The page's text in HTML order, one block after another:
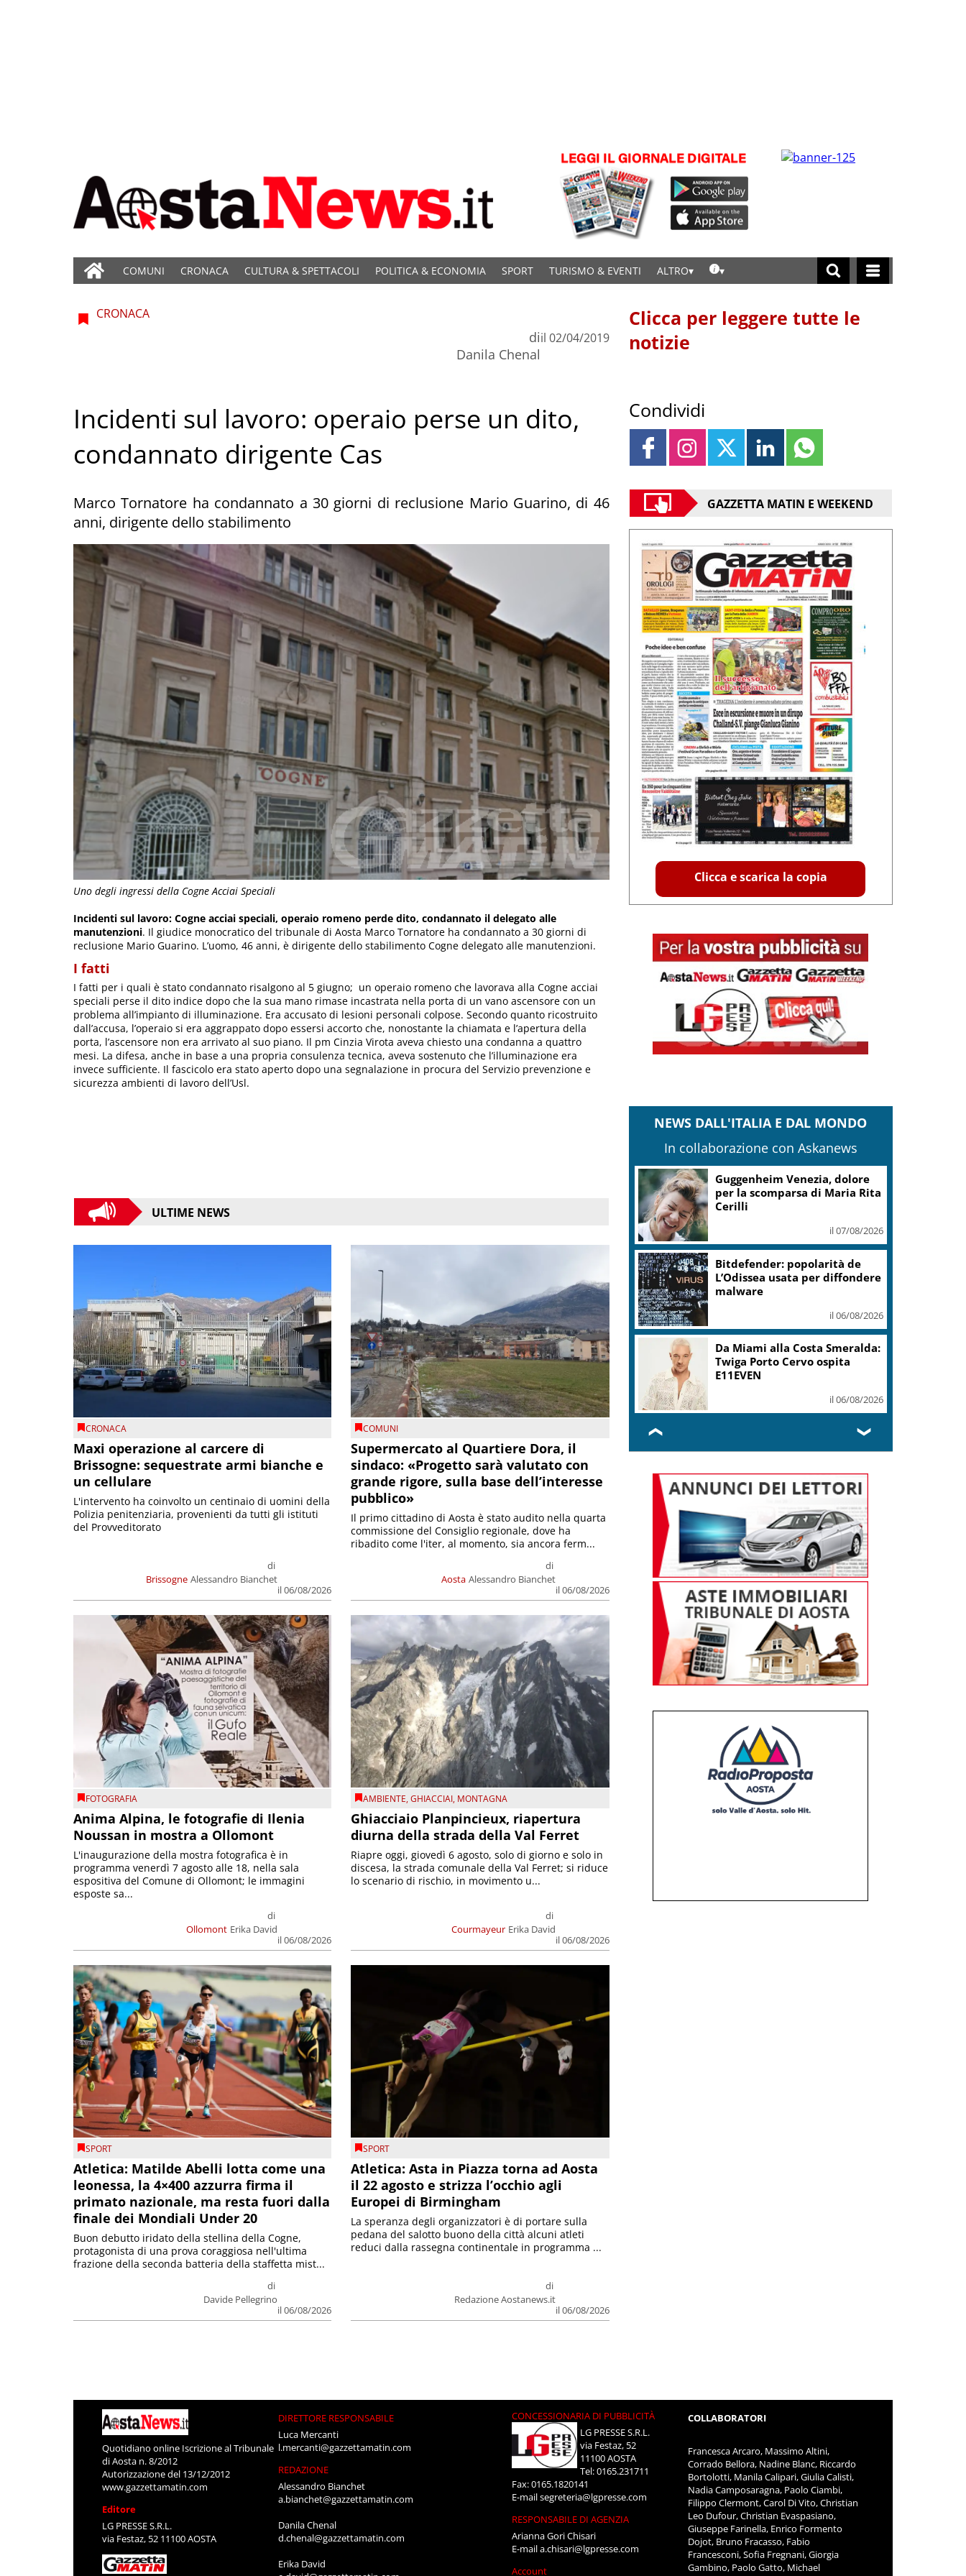
COMUNI CRONACA CULTURA & SPETTACOLI POLITICA & ECONOMIA SPORT TURISMO & EVENTI ALTRO
Uno degli ingressi della Cogne Acciai Speciali
CRONACA
di
Danila Chenal
il 02/04/2019
Incidenti sul lavoro: operaio perse un dito,
condannato dirigente Cas
Marco Tornatore ha condannato a 30 giorni di reclusione Mario Guarino, di 46
anni, dirigente dello stabilimento
Incidenti sul lavoro: Cogne acciai speciali, operaio romeno perde dito, condannato il delegato alle
manutenzioni. Il giudice monocratico del tribunale di Aosta Marco Tornatore ha condannato a 30 giorni di
reclusione Mario Guarino. L’uomo, 46 anni, è dirigente dello stabilimento Cogne delegato alle manutenzioni.
I fatti
I fatti per i quali è stato condannato risalgono al 5 giugno; un operaio romeno che lavorava alla Cogne acciai
speciali perse il dito indice dopo che la sua mano rimase incastrata nella porta di un vano ascensore con un
problema all’impianto di illuminazione. Era accusato di lesioni personali colpose. Secondo quanto ricostruito
dall’accusa, l’operaio si era aggrappato dopo essersi accorto che, nonostante la chiamata e l’apertura della
porta, l’ascensore non era arrivato al suo piano. Il pm Cinzia Virota aveva chiesto una condanna a quattro
mesi. La difesa, anche in base a una propria consulenza tecnica, aveva sostenuto che l’illuminazione era
invece sufficiente. Il fascicolo era stato aperto dopo una segnalazione in procura del Servizio prevenzione e
sicurezza ambienti di lavoro dell’Usl.
ULTIME NEWS
CRONACA
Maxi operazione al carcere di
Brissogne: sequestrate armi bianche e
un cellulare
Brissogne
di
Alessandro Bianchet
il 06/08/2026
L'intervento ha coinvolto un centinaio di uomini della
Polizia penitenziaria, provenienti da tutti gli istituti
del Provveditorato
COMUNI
Supermercato al Quartiere Dora, il
sindaco: «Progetto sarà valutato con
grande rigore, sulla base dell’interesse
pubblico»
Aosta
di
Alessandro Bianchet
il 06/08/2026
Il primo cittadino di Aosta è stato audito nella quarta
commissione del Consiglio regionale, dove ha
ribadito come l'iter, al momento, sia ancora ferm...
FOTOGRAFIA
Anima Alpina, le fotografie di Ilenia
Noussan in mostra a Ollomont
Ollomont
di
Erika David
il 06/08/2026
L'inaugurazione della mostra fotografica è in
programma venerdì 7 agosto alle 18, nella sala
espositiva del Comune di Ollomont; le immagini
esposte sa...
AMBIENTE,GHIACCIAI, MONTAGNA
Ghiacciaio Planpincieux, riapertura
diurna della strada della Val Ferret
Courmayeur
di
Erika David
il 06/08/2026
Riapre oggi, giovedì 6 agosto, solo di giorno e solo in
discesa, la strada comunale della Val Ferret; si riduce
lo scenario di rischio, in movimento u...
SPORT
Atletica: Matilde Abelli lotta come una
leonessa, la 4×400 azzurra firma il
primato nazionale, ma resta fuori dalla
finale dei Mondiali Under 20
di
Davide Pellegrino
il 06/08/2026
Buon debutto iridato della stellina della Cogne,
protagonista di una prova coraggiosa nell'ultima
frazione della seconda batteria della staffetta mist...
SPORT
Atletica: Asta in Piazza torna ad Aosta
il 22 agosto e strizza l’occhio agli
Europei di Birmingham
di
Redazione Aostanews.it
il 06/08/2026
La speranza degli organizzatori è di portare sulla
pedana del salotto buono della città alcuni atleti
reduci dalla rassegna continentale in programma ...
Clicca per leggere tutte le
notizie
Condividi
GAZZETTA MATIN E WEEKEND
Clicca e scarica la copia
NEWS DALL'ITALIA E DAL MONDO
In collaborazione con Askanews
Guggenheim Venezia, dolore
per la scomparsa di Maria Rita
Cerilli
il 07/08/2026
Bitdefender: popolarità de
L’Odissea usata per diffondere
malware
il 06/08/2026
Da Miami alla Costa Smeralda:
Twiga Porto Cervo ospita
E11EVEN
il 06/08/2026
❮ ❯
Quotidiano online Iscrizione al Tribunale
di Aosta n. 8/2012
Autorizzazione del 13/12/2012
www.gazzettamatin.com
Editore
LG PRESSE S.R.L.
via Festaz, 52 11100 AOSTA
DIRETTORE RESPONSABILE
Luca Mercanti
l.mercanti@gazzettamatin.com
REDAZIONE
Alessandro Bianchet
a.bianchet@gazzettamatin.com
Danila Chenal
d.chenal@gazzettamatin.com
Erika David
CONCESSIONARIA DI PUBBLICITÀ
LG PRESSE S.R.L.
via Festaz, 52
11100 AOSTA
Tel: 0165.231711
Fax: 0165.1820141
E-mailsegreteria@lgpresse.com
RESPONSABILE DI AGENZIA
Arianna Gori Chisari
E-maila.chisari@lgpresse.com
Account
COLLABORATORI
Francesca Arcaro, Massimo Altini,
Corrado Bellora, Nadine Blanc, Riccardo
Bortolotti, Manila Calipari, Giulia Calisti,
Nadia Camposaragna, Paolo Ciambi,
Filippo Clermont, Carol Di Vito, Christian
Leo Dufour, Christian Evaspasiano,
Giuseppe Farinella, Enrico Formento
Dojot, Bruno Fracasso, Fabio
Francesconi, Sofia Fregnani, Giorgia
Gambino, Paolo Gatto, Michael